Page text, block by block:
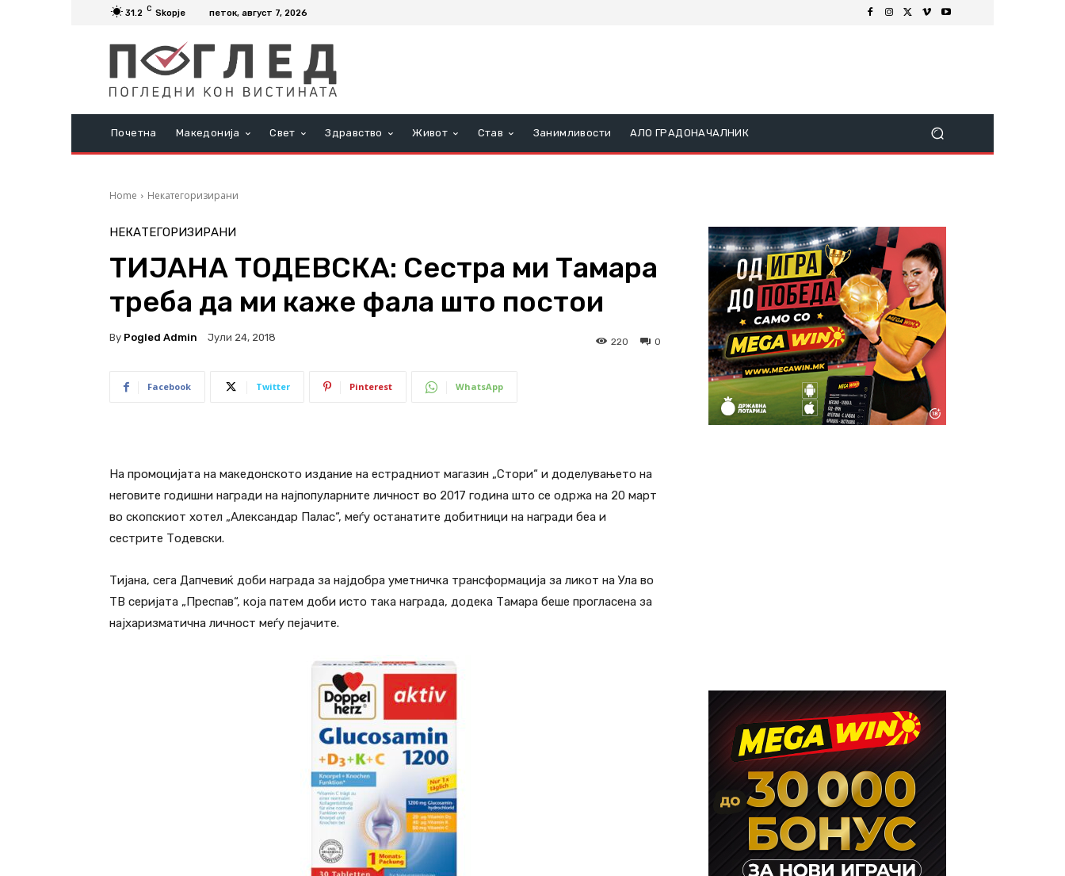
31.2 C Skopje петок, август 7, 2026
Почетна Македонија Свет Здравство Живот Став Занимливости АЛО ГРАДОНАЧАЛНИК
Home Некатегоризирани
НЕКАТЕГОРИЗИРАНИ
ТИЈАНА ТОДЕВСКА: Сестра ми Тамара
треба да ми каже фала што постои
By Pogled Admin Јули 24, 2018 0
220
Facebook Twitter Pinterest WhatsApp
На промоцијата на македонското издание на естрадниот магазин „Стори“ и доделувањето на
неговите годишни награди на најпопуларните личност во 2017 година што се одржа на 20 март
во скопскиот хотел „Александар Палас“, меѓу останатите добитници на награди беа и
сестрите Тодевски.
Тијана, сега Дапчевиќ доби награда за најдобра уметничка трансформација за ликот на Ула во
ТВ серијата „Преспав“, која патем доби исто така награда, додека Тамара беше прогласена за
најхаризматична личност меѓу пејачите.